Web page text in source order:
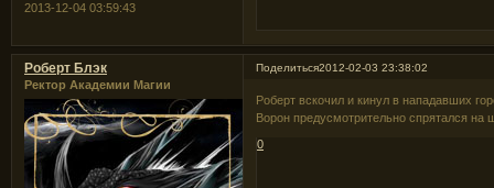
2013-12-04 03:59:43
Поделиться2012-02-03 23:38:02
Роберт Блэк
Ректор Академии Магии
Роберт вскочил и кинул в нападавших
Ворон предусмотрительно спрятался
0